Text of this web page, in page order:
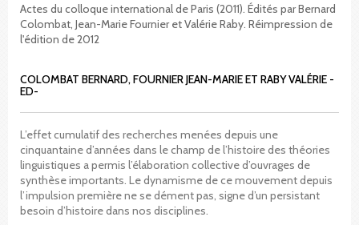
Actes du colloque international de Paris (2011). Édités par Bernard
Colombat, Jean-Marie Fournier et Valérie Raby. Réimpression de
l'édition de 2012
COLOMBAT BERNARD, FOURNIER JEAN-MARIE ET RABY VALÉRIE -
ED-
L’effet cumulatif des recherches menées depuis une
cinquantaine d’années dans le champ de l’histoire des théories
linguistiques a permis l’élaboration collective d’ouvrages de
synthèse importants. Le dynamisme de ce mouvement depuis
l’impulsion première ne se dément pas, signe d’un persistant
besoin d’histoire dans nos disciplines.